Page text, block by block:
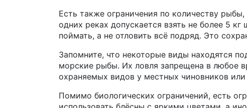
Есть также ограничения по количеству
одних реках допускается взять не более 5
поймать, а не отловить всё подряд. Это
Запомните, что некоторые виды находятся
морские рыбы. Их ловля запрещена в любое
охраняемых видов у местных чиновников
Помимо биологических ограничений, есть